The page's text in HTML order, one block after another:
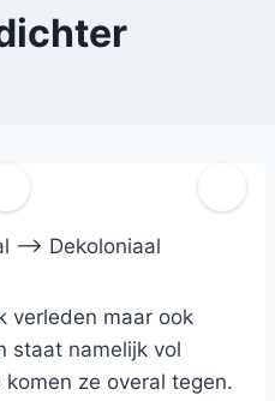
–> Dekoloniaal
verleden maar ook
staat namelijk vol
ze overal tegen.